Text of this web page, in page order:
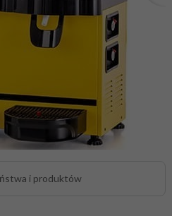
i produktów